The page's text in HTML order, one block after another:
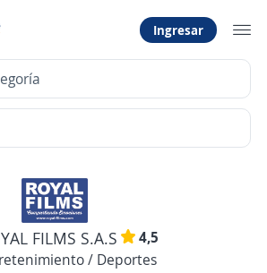
Ingresar
FILMS S.A.S
4,5
/ Deportes